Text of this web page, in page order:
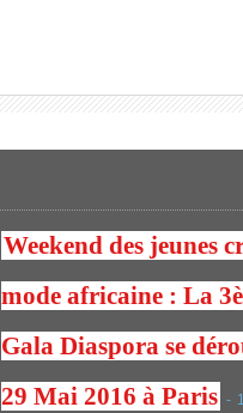
Weekend des jeunes
mode africaine : La
Gala Diaspora se
29 Mai 2016 à Paris -